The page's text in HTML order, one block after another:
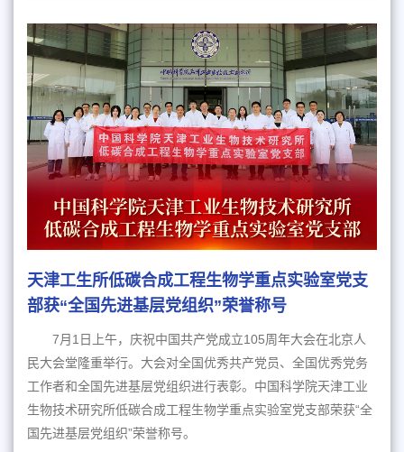
天津工生所低碳合成工程生物学重点实验室党支
部获“全国先进基层党组织”荣誉称号
7月1日上午，庆祝中国共产党成立105周年大会在北京人
民大会堂隆重举行。大会对全国优秀共产党员、全国优秀党务
工作者和全国先进基层党组织进行表彰。中国科学院天津工业
生物技术研究所低碳合成工程生物学重点实验室党支部荣获“全
国先进基层党组织”荣誉称号。